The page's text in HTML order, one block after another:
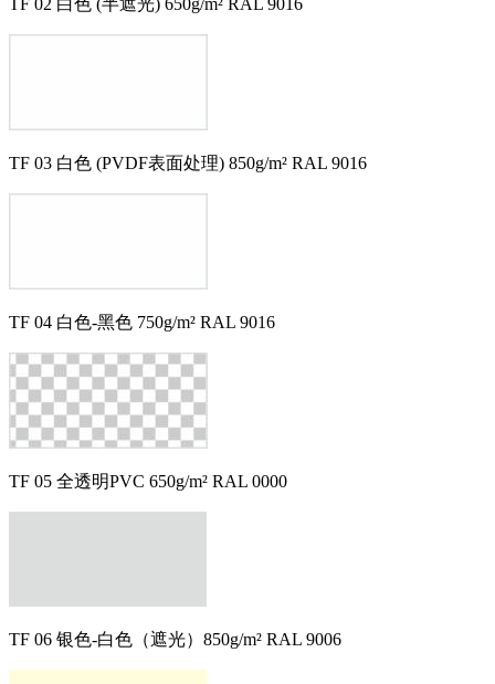
TF 03 白色 (PVDF表面处理) 850g/m² RAL 9016
TF 04 白色-黑色 750g/m² RAL 9016
TF 05 全透明PVC 650g/m² RAL 0000
TF 06 银色-白色（遮光）850g/m² RAL 9006